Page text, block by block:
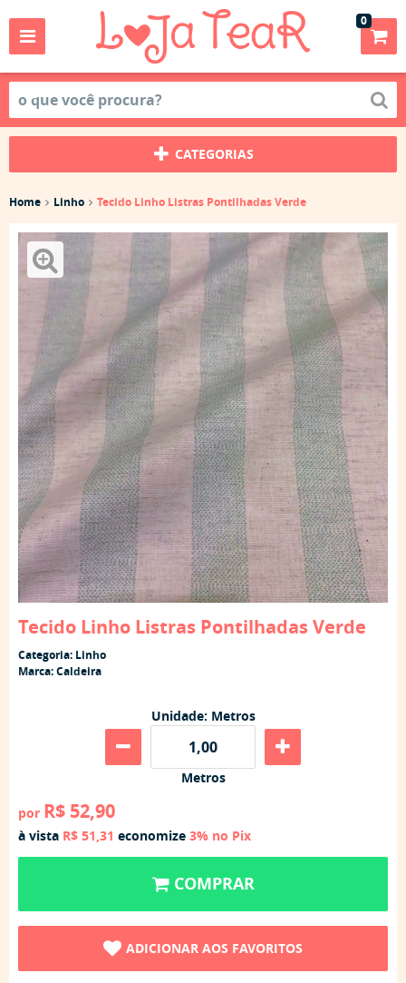
0
CATEGORIAS
Home Linho Tecido Linho Listras Pontilhadas Verde
Tecido Linho Listras Pontilhadas Verde
Categoria: Linho
Marca:Caldeira
Unidade: Metros
Metros
por R$ 52,90
à vista R$ 51,31 economize 3% no Pix
COMPRAR
ADICIONAR AOS FAVORITOS